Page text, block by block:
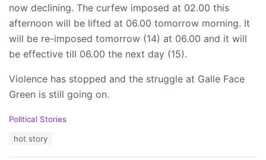
now declining. The curfew imposed at 02.00 this
afternoon will be lifted at 06.00 tomorrow morning. It
will be re-imposed tomorrow (14) at 06.00 and it will
be effective till 06.00 the next day (15).
Violence has stopped and the struggle at Galle Face
Green is still going on.
C
Political Stories
hot story